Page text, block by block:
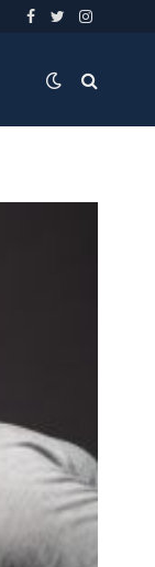
Facebook
Twitter